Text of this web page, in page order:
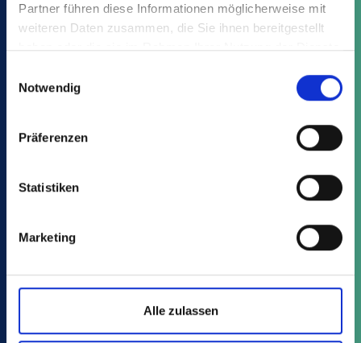
Partner führen diese Informationen möglicherweise mit
weiteren Daten zusammen, die Sie ihnen bereitgestellt
haben oder die sie im Rahmen Ihrer Nutzung der Dienste
Notwendig
Präferenzen
Statistiken
Marketing
Alle zulassen
TP